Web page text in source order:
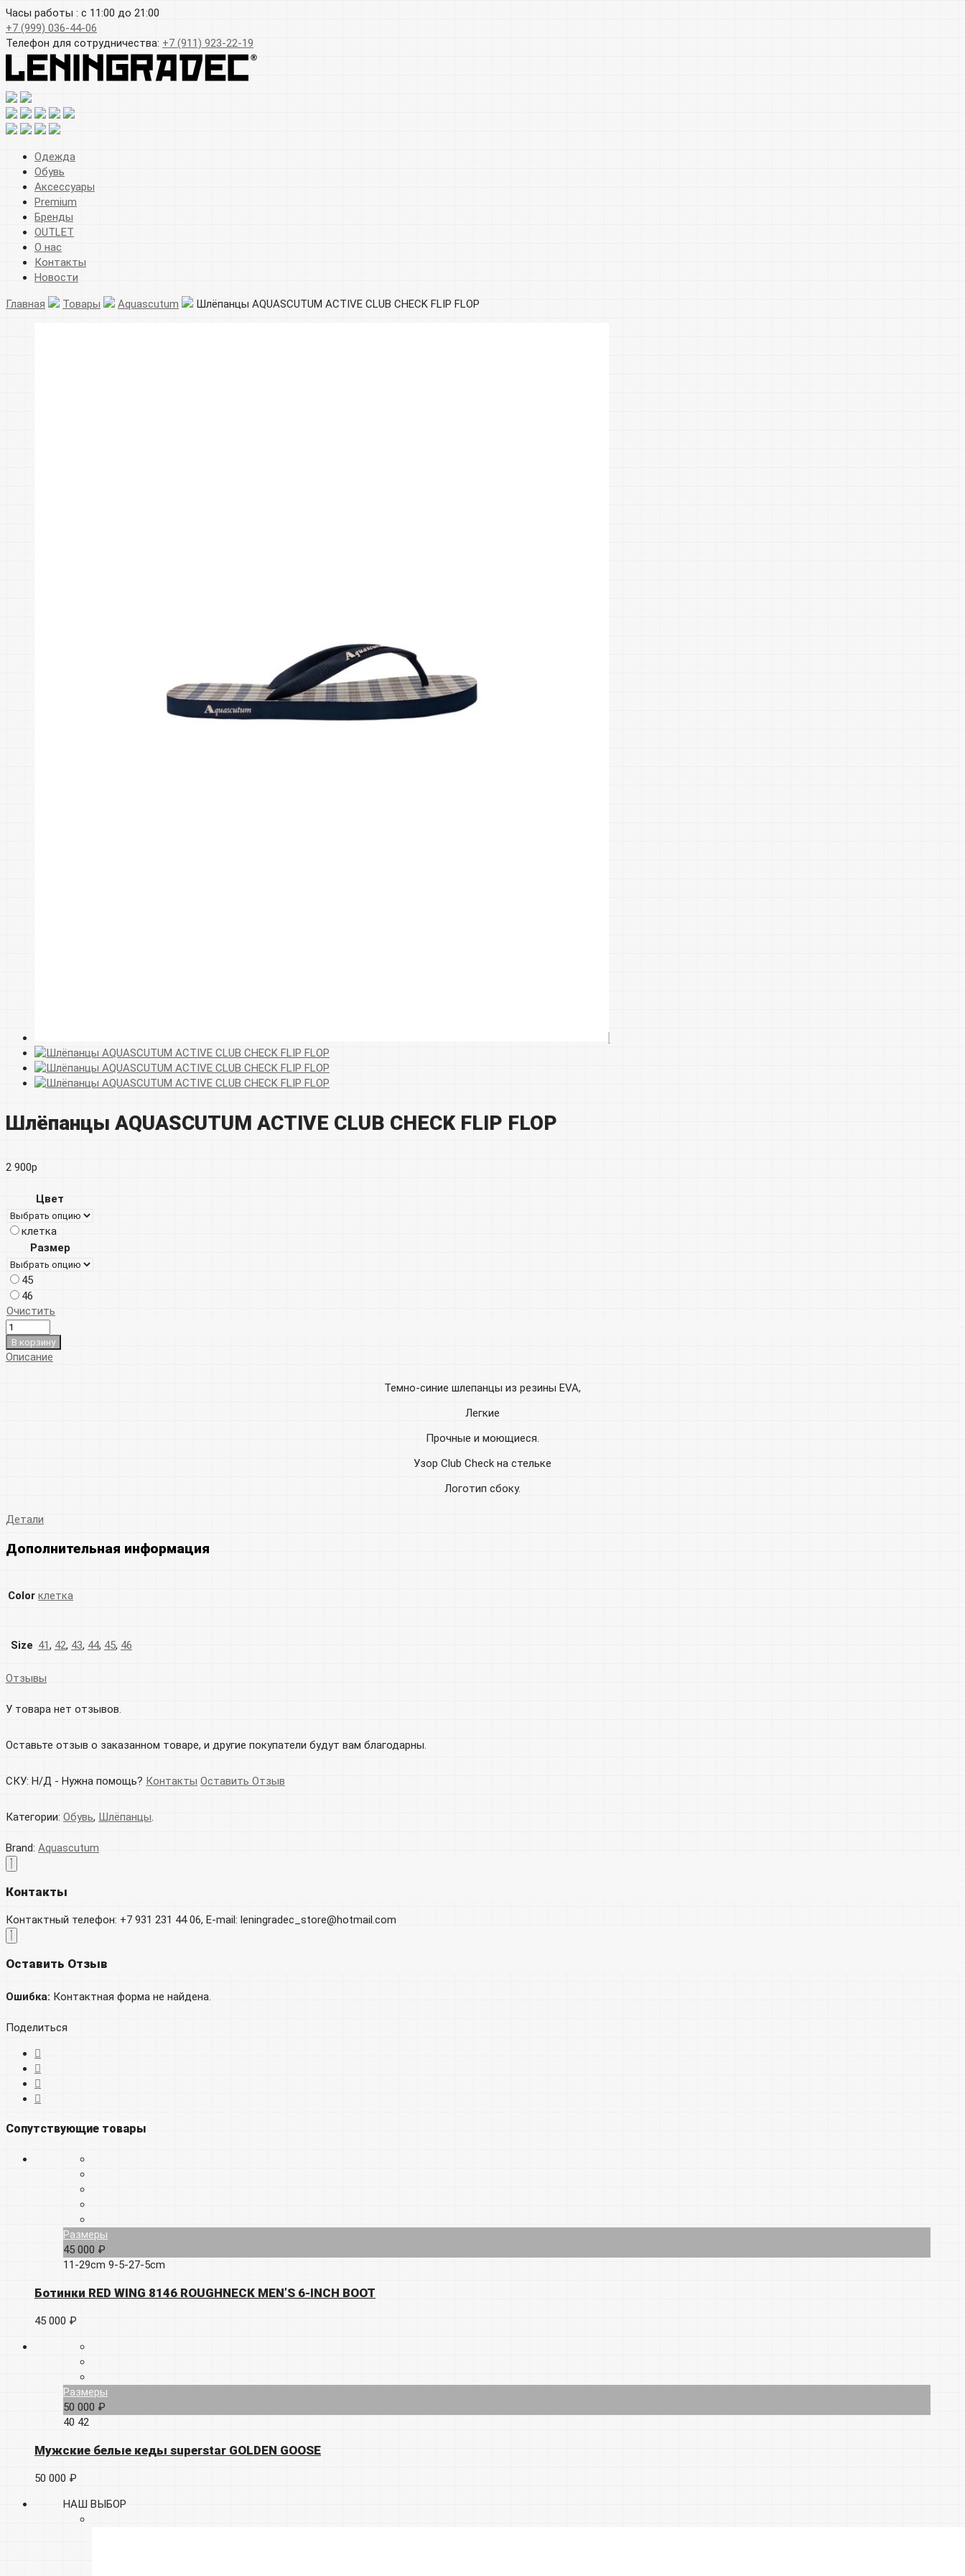
Часы работы : с 11:00 до 21:00
+7 (999) 036-44-06
Телефон для сотрудничества: +7 (911) 923-22-19
Одежда
Обувь
Аксессуары
Premium
Бренды
OUTLET
О нас
Контакты
Новости
Главная Товары Aquascutum Шлёпанцы AQUASCUTUM ACTIVE CLUB CHECK FLIP FLOP
Шлёпанцы AQUASCUTUM ACTIVE CLUB CHECK FLIP FLOP
2 900р
Цвет
клетка
Размер
45
46
Очистить
В корзину
Описание
Темно-синие шлепанцы из резины EVA,
Легкие
Прочные и моющиеся.
Узор Club Check на стельке
Логотип сбоку.
Детали
Дополнительная информация
Color клетка
Size 41, 42, 43, 44, 45, 46
Отзывы
У товара нет отзывов.
Оставьте отзыв о заказанном товаре, и другие покупатели будут вам благодарны.
СКУ: Н/Д - Нужна помощь? Контакты Оставить Отзыв
Категории: Обувь, Шлёпанцы.
Brand: Aquascutum
Контакты
Контактный телефон: +7 931 231 44 06, E-mail: leningradec_store@hotmail.com
Оставить Отзыв
Ошибка: Контактная форма не найдена.
Поделиться
Сопутствующие товары
Размеры
45 000 ₽
11-29cm 9-5-27-5cm
Ботинки RED WING 8146 ROUGHNECK MEN’S 6-INCH BOOT
45 000 ₽
Размеры
50 000 ₽
40 42
Мужские белые кеды superstar GOLDEN GOOSE
50 000 ₽
НАШ ВЫБОР